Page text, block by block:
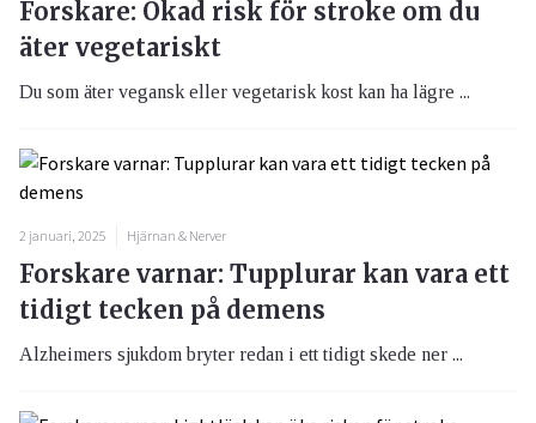
Forskare: Ökad risk för stroke om du
äter vegetariskt
Du som äter vegansk eller vegetarisk kost kan ha lägre ...
2 januari, 2025 Hjärnan & Nerver
Forskare varnar: Tupplurar kan vara ett
tidigt tecken på demens
Alzheimers sjukdom bryter redan i ett tidigt skede ner ...